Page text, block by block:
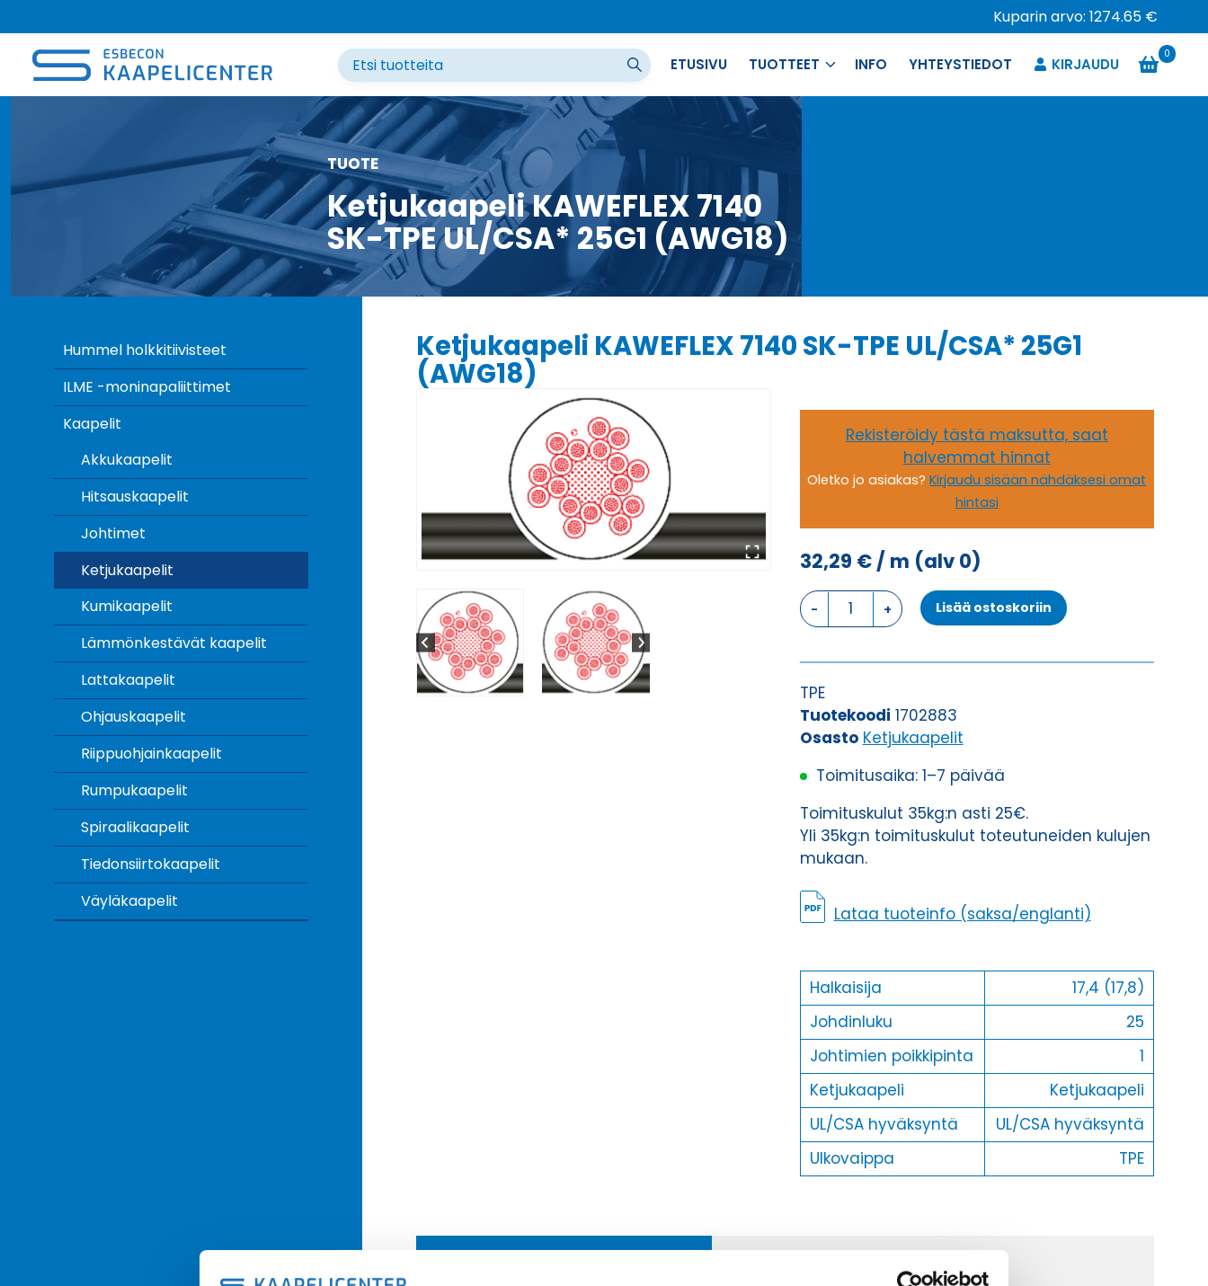
sisältöön
Kuparin arvo: 1274.65 €
ETUSIVU TUOTTEET INFO YHTEYSTIEDOT KIRJAUDU
0
TUOTE
Ketjukaapeli KAWEFLEX 7140
SK-TPE UL/CSA* 25G1 (AWG18)
Hummel holkkitiivisteet
ILME -moninapaliittimet
Kaapelit
Akkukaapelit
Hitsauskaapelit
Johtimet
Ketjukaapelit
Kumikaapelit
Lämmönkestävät kaapelit
Lattakaapelit
Ohjauskaapelit
Riippuohjainkaapelit
Rumpukaapelit
Spiraalikaapelit
Tiedonsiirtokaapelit
Väyläkaapelit
Ketjukaapeli KAWEFLEX 7140 SK-TPE UL/CSA* 25G1
(AWG18)
Rekisteröidy tästä maksutta, saat
halvemmat hinnat
Oletko jo asiakas?Kirjaudu sisään nähdäksesi omat
hintasi
32,29 €/ m (alv 0)
Ketjukaapeli
KAWEFLEX
SK-
UL/CSA*
25G1
määrä
Lisää ostoskoriin
TPE
Tuotekoodi 1702883
Osasto Ketjukaapelit
Toimitusaika: 1–7 päivää
Toimituskulut 35kg:n asti 25€.
Yli 35kg:n toimituskulut toteutuneiden kulujen
mukaan.
Lataa tuoteinfo (saksa/englanti)
Halkaisija
17,4 (17,8)
Johdinluku
25
Johtimien poikkipinta
1
Ketjukaapeli
Ketjukaapeli
UL/CSA hyväksyntä
UL/CSA hyväksyntä
Ulkovaippa
TPE